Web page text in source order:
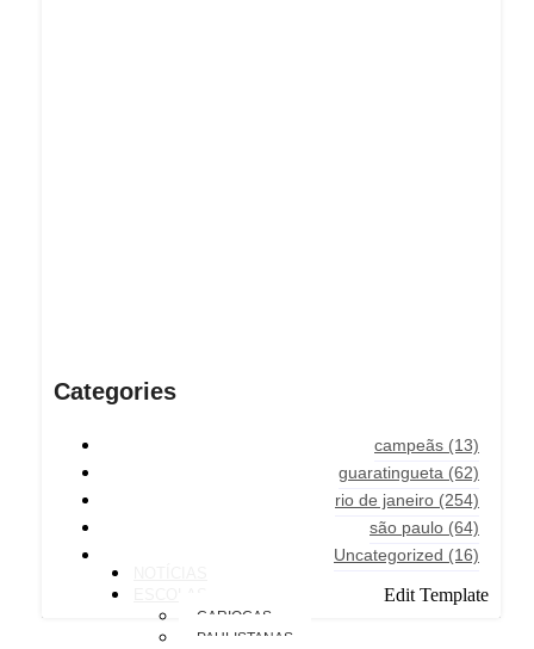
Categories
campeãs (13)
guaratingueta (62)
rio de janeiro (254)
são paulo (64)
Uncategorized (16)
Edit Template
CARIOCAS
PAULISTANAS